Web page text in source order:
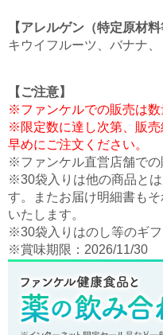
【アレルゲン（特定原材料
キウイフルーツ、バナナ
【ご注意】
※ファンケルでの販売は数
※限定数に達し次第、販
早めにご注文ください。
※ファンケル直営店舗での
※30袋入りは他の商品と
す。またお届け明細書も
いたします。
※30袋入りはのし等のギフ
※賞味期限：2026/11/30